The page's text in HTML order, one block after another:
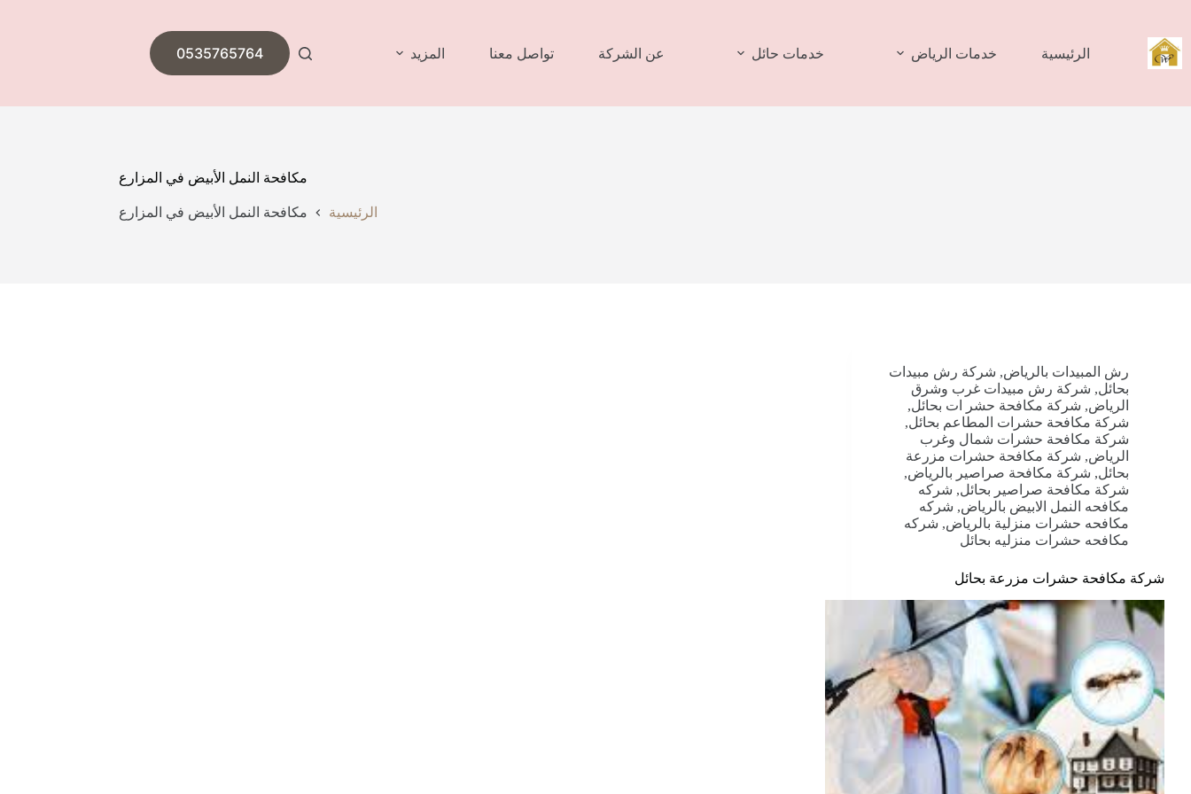
المحتوى
الرئيسية خدمات الرياض خدمات حائل عن الشركة تواصل معنا المزيد 0535765764
مكافحة النمل الأبيض في المزارع
الرئيسية مكافحة النمل الأبيض في المزارع
رش المبيدات بالرياض, شركة رش مبيدات
بحائل, شركة رش مبيدات غرب وشرق
الرياض, شركة مكافحة حشر ات بحائل,
شركة مكافحة حشرات المطاعم بحائل,
شركة مكافحة حشرات شمال وغرب
الرياض, شركة مكافحة حشرات مزرعة
بحائل, شركة مكافحة صراصير بالرياض,
شركة مكافحة صراصير بحائل, شركه
مكافحه النمل الابيض بالرياض, شركه
مكافحه حشرات منزلية بالرياض, شركه
مكافحه حشرات منزليه بحائل
شركة مكافحة حشرات مزرعة بحائل